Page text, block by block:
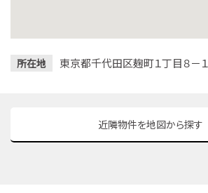
所在地 東京都千代田区麹町１丁目８－１
近隣物件を地図から探す